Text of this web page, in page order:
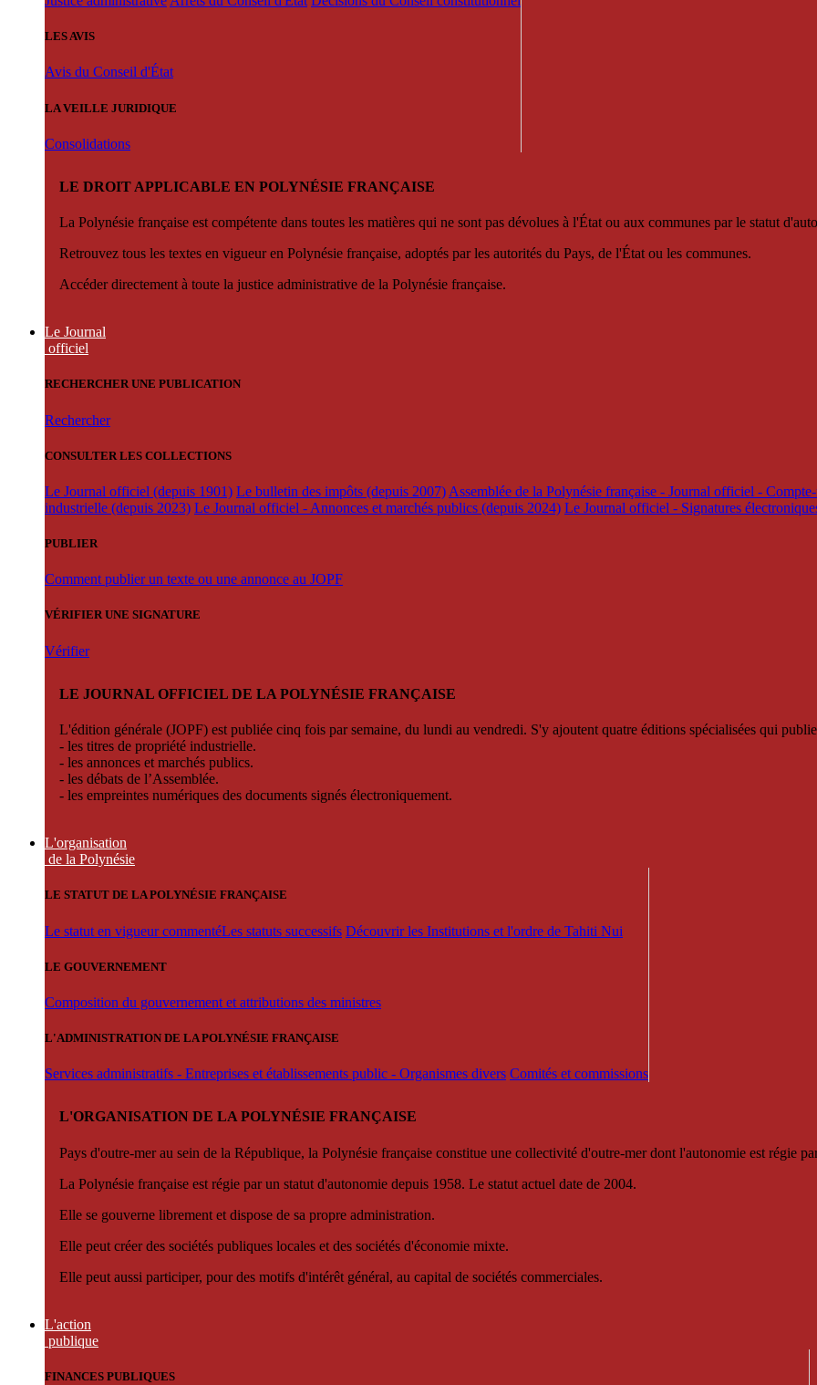
LES AVIS
Avis du Conseil d'État
LA VEILLE JURIDIQUE
Consolidations
LE DROIT APPLICABLE EN POLYNÉSIE FRANÇAISE
La Polynésie française est compétente dans toutes les matières qui ne sont pas dévolues à l'État ou aux communes par le statut
Retrouvez tous les textes en vigueur en Polynésie française, adoptés par les autorités du Pays, de l'État ou les communes.
Accéder directement à toute la justice administrative de la Polynésie française.
Le Journal
officiel
RECHERCHER UNE PUBLICATION
Rechercher
CONSULTER LES COLLECTIONS
Le Journal officiel (depuis 1901) Le bulletin des impôts (depuis 2007) Assemblée de la Polynésie française - Journal officiel -
industrielle (depuis 2023) Le Journal officiel - Annonces et marchés publics (depuis 2024) Le Journal officiel - Signatures
PUBLIER
Comment publier un texte ou une annonce au JOPF
VÉRIFIER UNE SIGNATURE
Vérifier
LE JOURNAL OFFICIEL DE LA POLYNÉSIE FRANÇAISE
L'édition générale (JOPF) est publiée cinq fois par semaine, du lundi au vendredi. S'y ajoutent quatre éditions spécialisées qui
- les titres de propriété industrielle.
- les annonces et marchés publics.
- les débats de l’Assemblée.
- les empreintes numériques des documents signés électroniquement.
L'organisation
de la Polynésie
LE STATUT DE LA POLYNÉSIE FRANÇAISE
Le statut en vigueur commentéLes statuts successifs Découvrir les Institutions et l'ordre de Tahiti Nui
LE GOUVERNEMENT
Composition du gouvernement et attributions des ministres
L'ADMINISTRATION DE LA POLYNÉSIE FRANÇAISE
Services administratifs - Entreprises et établissements public - Organismes divers Comités et commissions
L'ORGANISATION DE LA POLYNÉSIE FRANÇAISE
Pays d'outre-mer au sein de la République, la Polynésie française constitue une collectivité d'outre-mer dont l'autonomie est régie
La Polynésie française est régie par un statut d'autonomie depuis 1958. Le statut actuel date de 2004.
Elle se gouverne librement et dispose de sa propre administration.
Elle peut créer des sociétés publiques locales et des sociétés d'économie mixte.
Elle peut aussi participer, pour des motifs d'intérêt général, au capital de sociétés commerciales.
L'action
publique
FINANCES PUBLIQUES